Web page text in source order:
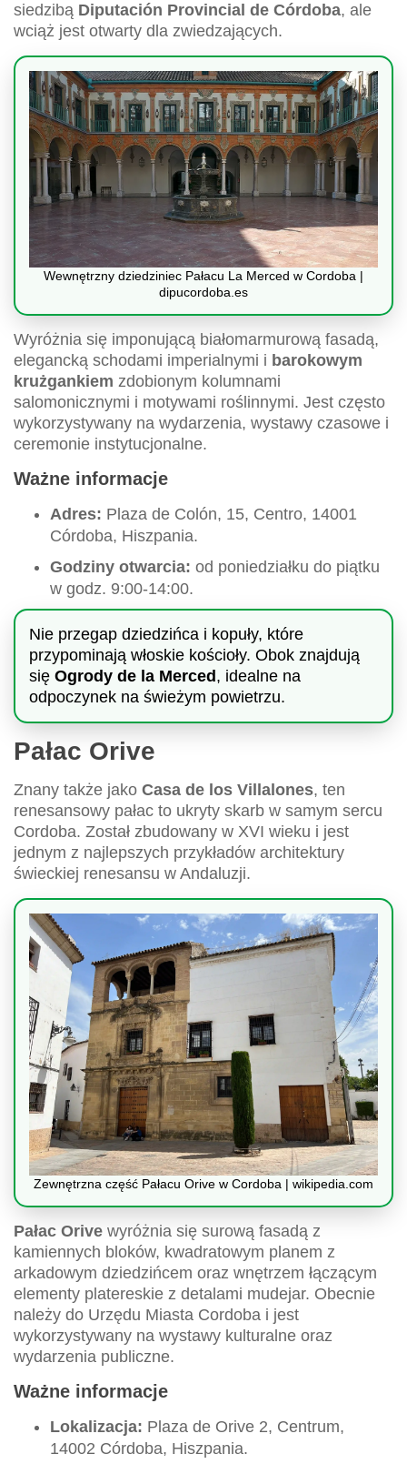
siedzibą Diputación Provincial de Córdoba, ale
wciąż jest otwarty dla zwiedzających.
Wewnętrzny dziedziniec Pałacu La Merced w Cordoba |
dipucordoba.es
Wyróżnia się imponującą białomarmurową fasadą,
elegancką schodami imperialnymi i barokowym
krużgankiem zdobionym kolumnami
salomonicznymi i motywami roślinnymi. Jest często
wykorzystywany na wydarzenia, wystawy czasowe i
ceremonie instytucjonalne.
Ważne informacje
Adres: Plaza de Colón, 15, Centro, 14001
Córdoba, Hiszpania.
Godziny otwarcia: od poniedziałku do piątku
w godz. 9:00-14:00.
Nie przegap dziedzińca i kopuły, które
przypominają włoskie kościoły. Obok znajdują
się Ogrody de la Merced , idealne na
odpoczynek na świeżym powietrzu.
Pałac Orive
Znany także jako Casa de los Villalones, ten
renesansowy pałac to ukryty skarb w samym sercu
Cordoba. Został zbudowany w XVI wieku i jest
jednym z najlepszych przykładów architektury
świeckiej renesansu w Andaluzji.
Zewnętrzna część Pałacu Orive w Cordoba | wikipedia.com
Pałac Orive wyróżnia się surową fasadą z
kamiennych bloków, kwadratowym planem z
arkadowym dziedzińcem oraz wnętrzem łączącym
elementy platereskie z detalami mudejar. Obecnie
należy do Urzędu Miasta Cordoba i jest
wykorzystywany na wystawy kulturalne oraz
wydarzenia publiczne.
Ważne informacje
Lokalizacja: Plaza de Orive 2, Centrum,
14002 Córdoba, Hiszpania.